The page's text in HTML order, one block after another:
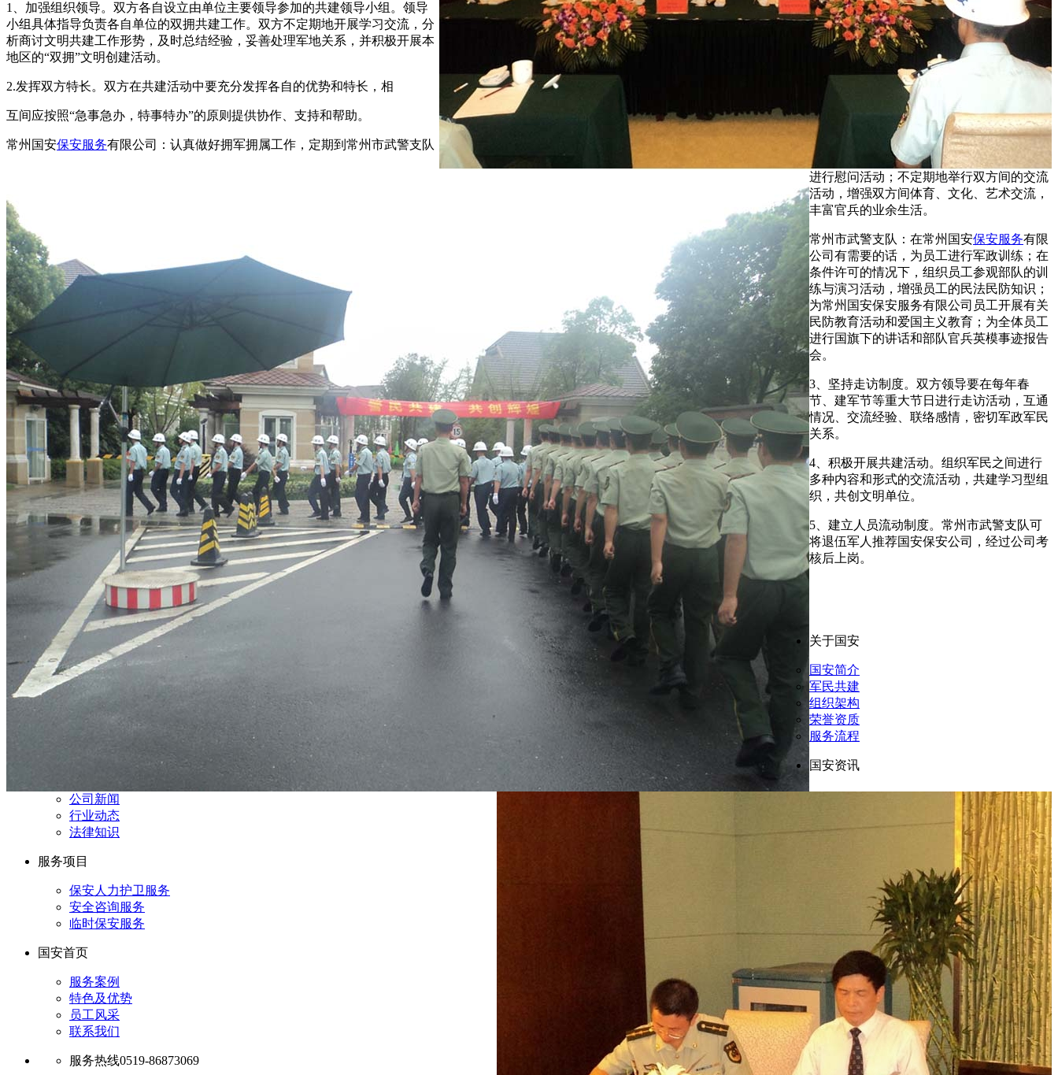
1、加强组织领导。双方各自设立由单位主要领导参加的共建领导小组。领导
小组具体指导负责各自单位的双拥共建工作。双方不定期地开展学习交流，分
析商讨文明共建工作形势，及时总结经验，妥善处理军地关系，并积极开展本
地区的“双拥”文明创建活动。
2.发挥双方特长。双方在共建活动中要充分发挥各自的优势和特长，相
互间应按照“急事急办，特事特办”的原则提供协作、支持和帮助。
常州国安保安服务有限公司：认真做好拥军拥属工作，定期到常州市武警支队
进行慰问活动；不定期地举行双方间的交流
活动，增强双方间体育、文化、艺术交流，
丰富官兵的业余生活。
常州市武警支队：在常州国安保安服务有限
公司有需要的话，为员工进行军政训练；在
条件许可的情况下，组织员工参观部队的训
练与演习活动，增强员工的民法民防知识；
为常州国安保安服务有限公司员工开展有关
民防教育活动和爱国主义教育；为全体员工
进行国旗下的讲话和部队官兵英模事迹报告
会。
3、坚持走访制度。双方领导要在每年春
节、建军节等重大节日进行走访活动，互通
情况、交流经验、联络感情，密切军政军民
关系。
4、积极开展共建活动。组织军民之间进行
多种内容和形式的交流活动，共建学习型组
织，共创文明单位。
5、建立人员流动制度。常州市武警支队可
将退伍军人推荐国安保安公司，经过公司考
核后上岗。
关于国安
国安简介
军民共建
组织架构
荣誉资质
服务流程
国安资讯
公司新闻
行业动态
法律知识
服务项目
保安人力护卫服务
安全咨询服务
临时保安服务
国安首页
服务案例
特色及优势
员工风采
联系我们
服务热线0519-86873069